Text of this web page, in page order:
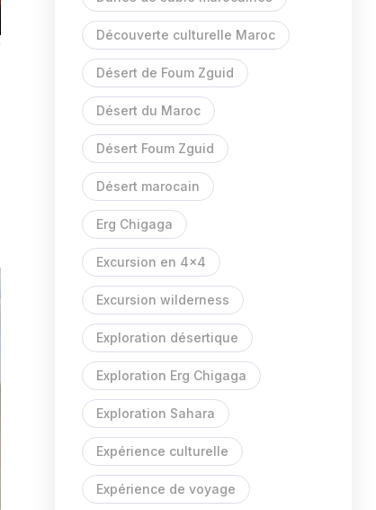
Découverte culturelle Maroc
Désert de Foum Zguid
Désert du Maroc
Désert Foum Zguid
Désert marocain
Erg Chigaga
Excursion en 4x4
Excursion wilderness
Exploration désertique
Exploration Erg Chigaga
Exploration Sahara
Expérience culturelle
Expérience de voyage